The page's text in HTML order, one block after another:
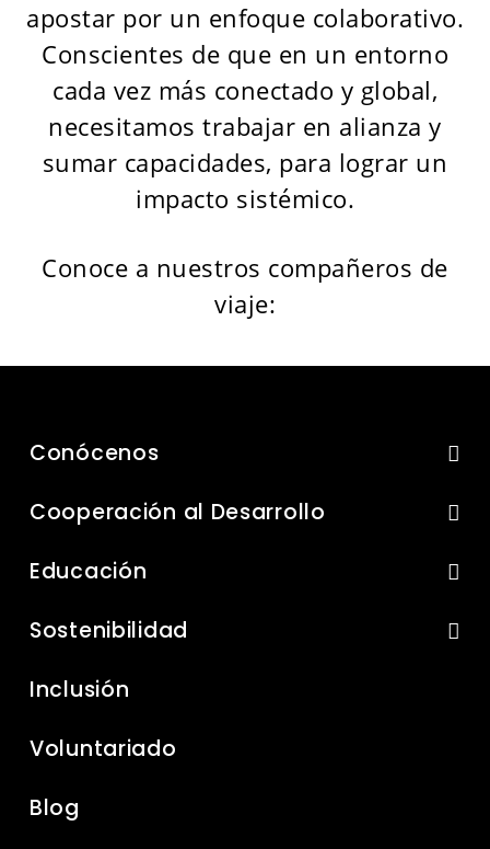
apostar por un enfoque colaborativo.
Conscientes de que en un entorno
cada vez más conectado y global,
necesitamos trabajar en alianza y
sumar capacidades, para lograr un
impacto sistémico.
Conoce a nuestros compañeros de
viaje:
Conócenos
Cooperación al Desarrollo
Educación
Sostenibilidad
Inclusión
Voluntariado
Blog